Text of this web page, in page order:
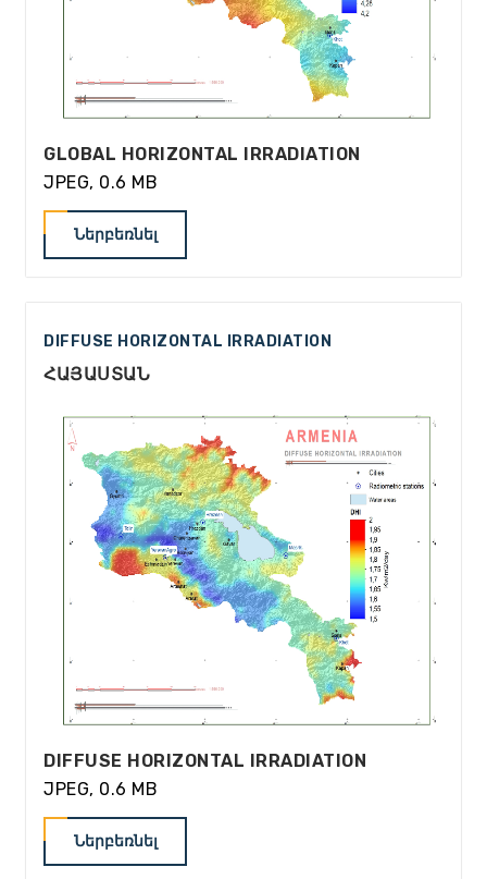
GLOBAL HORIZONTAL IRRADIATION
JPEG, 0.6 MB
Ներբեռնել
DIFFUSE HORIZONTAL IRRADIATION
ՀԱՅԱՍՏԱՆ
DIFFUSE HORIZONTAL IRRADIATION
JPEG, 0.6 MB
Ներբեռնել